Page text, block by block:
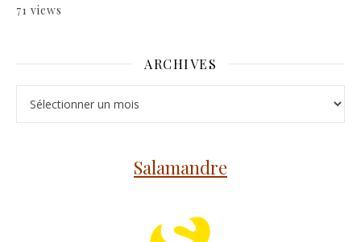
71 views
ARCHIVES
Salamandre